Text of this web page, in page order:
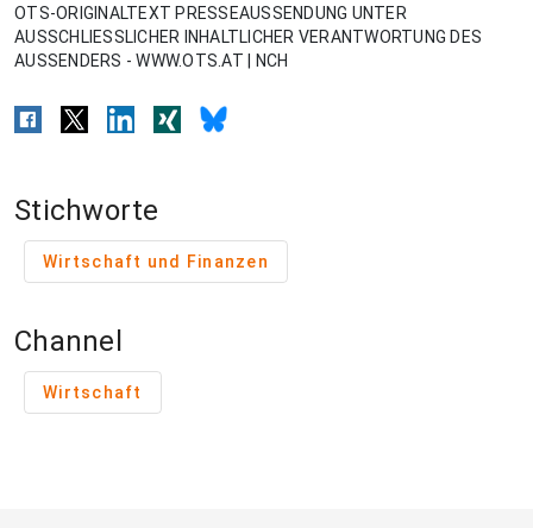
OTS-ORIGINALTEXT PRESSEAUSSENDUNG UNTER
AUSSCHLIESSLICHER INHALTLICHER VERANTWORTUNG DES
AUSSENDERS - WWW.OTS.AT | NCH
Stichworte
Wirtschaft und Finanzen
Channel
Wirtschaft